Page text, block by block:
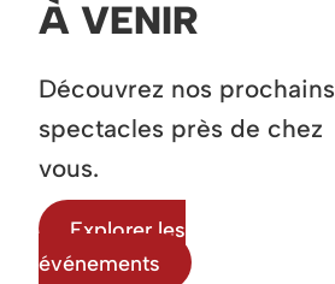
À VENIR
Découvrez nos prochains
spectacles près de chez
vous.
Explorer les
événements